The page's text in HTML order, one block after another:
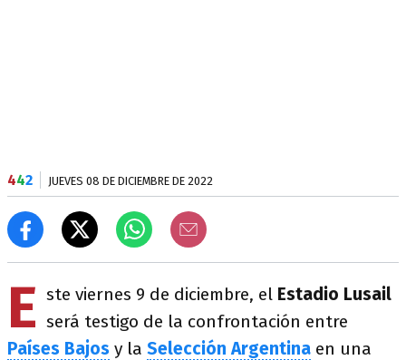
442 JUEVES 08 DE DICIEMBRE DE 2022
E ste viernes 9 de diciembre, el Estadio Lusail
será testigo de la confrontación entre
Países Bajos y la Selección Argentina en una